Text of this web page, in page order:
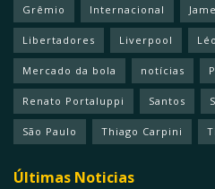
Grêmio Internacional
Libertadores Liverpool
Mercado da bola notícias
Renato Portaluppi Santos
São Paulo Thiago Carpini
Últimas Noticias